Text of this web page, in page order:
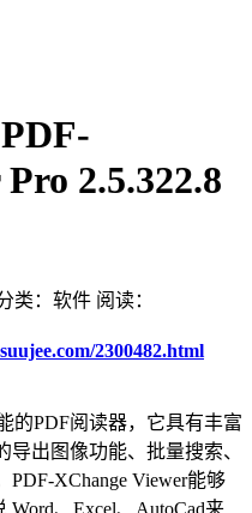
2.5.322.8
类：软件 阅读：
2300482.html
的PDF阅读器，它具有丰富
出图像功能、批量搜索、
XChange Viewer能够
、Excel、AutoCad来